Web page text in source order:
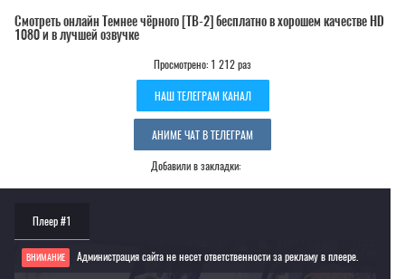
Смотреть онлайн Темнее чёрного [ТВ-2] бесплатно в хорошем качестве HD
1080 и в лучшей озвучке
Просмотрено: 1 212 раз
НАШ ТЕЛЕГРАМ КАНАЛ
АНИМЕ ЧАТ В ТЕЛЕГРАМ
Добавили в закладки:
Плеер #1
ВНИМАНИЕ Администрация сайта не несет ответственности за рекламу в плеере.